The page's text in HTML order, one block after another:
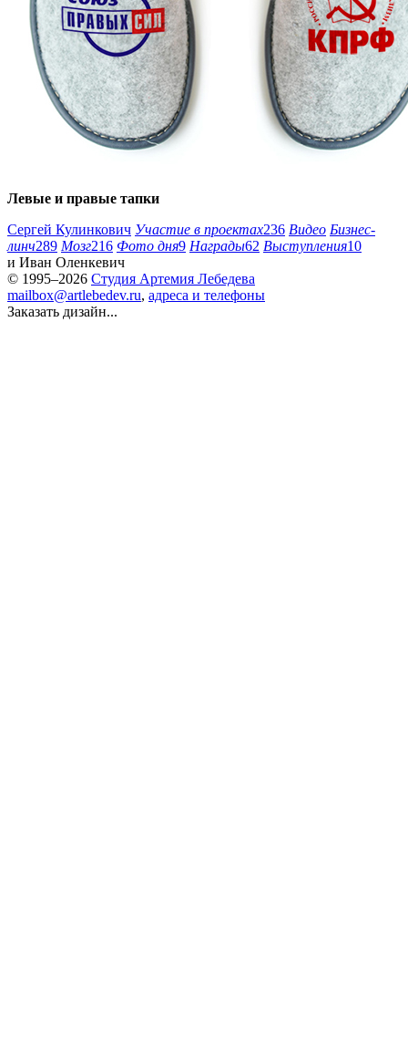
Левые и правые тапки
Сергей Кулинкович Участие в проектах236 Видео Бизнес-
линч289 Мозг216 Фото дня9 Награды62 Выступления10
и Иван Оленкевич
© 1995–2026 Студия Артемия Лебедева
mailbox@artlebedev.ru, адреса и телефоны
Заказать дизайн...